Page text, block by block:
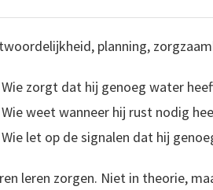
planning,
Wie zorgt dat hij genoeg water
Wie weet wanneer hij rust nodig
Wie let op de signalen dat hij
leren zorgen. Niet in theorie,